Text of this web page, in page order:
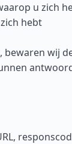
u zich
hebt
bewaren wij